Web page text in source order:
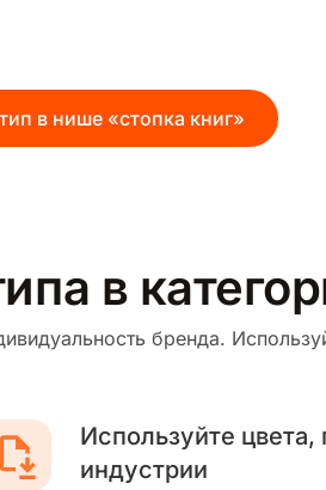
в нише «стопка книг»
в
бренда.
Используйте
индустрии